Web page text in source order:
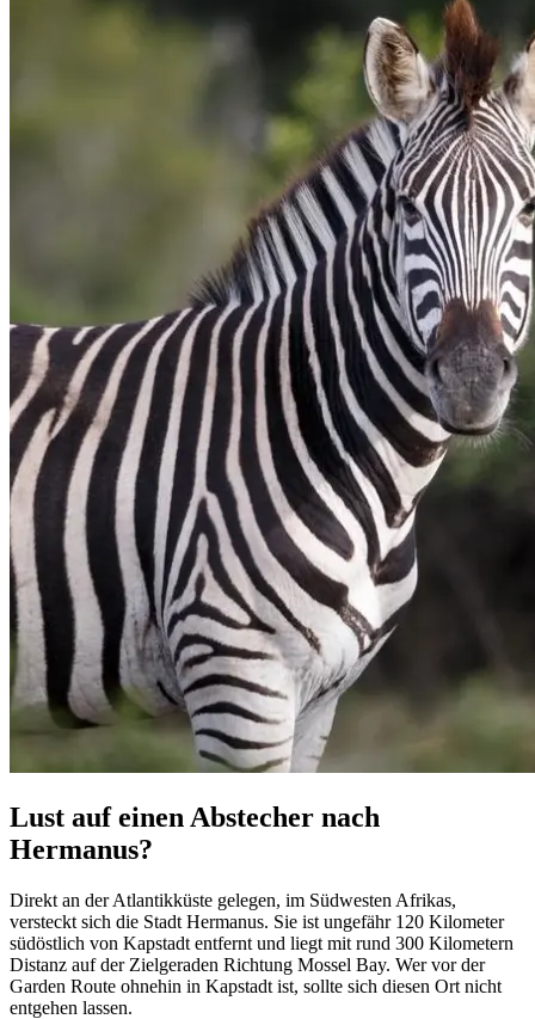
Lust auf einen Abstecher nach
Hermanus?
Direkt an der Atlantikküste gelegen, im Südwesten Afrikas,
versteckt sich die Stadt Hermanus. Sie ist ungefähr 120 Kilometer
südöstlich von Kapstadt entfernt und liegt mit rund 300 Kilometern
Distanz auf der Zielgeraden Richtung Mossel Bay. Wer vor der
Garden Route ohnehin in Kapstadt ist, sollte sich diesen Ort nicht
entgehen lassen.